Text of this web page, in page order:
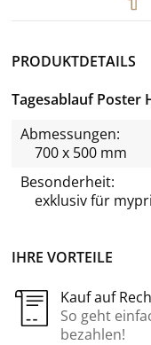
IHRE VORTEILE
Kauf auf
So geht
bezahlen!
PRODUKTDETAILS
Tagesablauf Poster
Abmessungen:
700 x 500 mm
Besonderheit:
exklusiv für